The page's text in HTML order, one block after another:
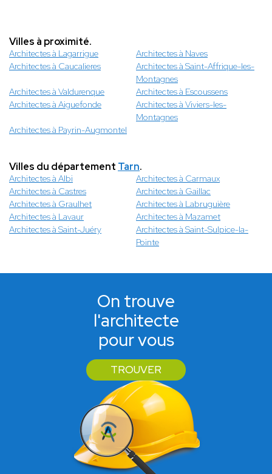
Villes à proximité.
Architectes à Lagarrigue
Architectes à Naves
Architectes à Caucalieres
Architectes à Saint-Affrique-les-
Montagnes
Architectes à Valdurenque
Architectes à Escoussens
Architectes à Aiguefonde
Architectes à Viviers-les-
Montagnes
Architectes à Payrin-Augmontel
Villes du département Tarn.
Architectes à Albi
Architectes à Carmaux
Architectes à Castres
Architectes à Gaillac
Architectes à Graulhet
Architectes à Labruguière
Architectes à Lavaur
Architectes à Mazamet
Architectes à Saint-Juéry
Architectes à Saint-Sulpice-la-
Pointe
On trouve
l'architecte
pour vous
TROUVER